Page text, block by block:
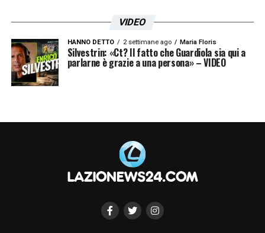
VIDEO
HANNO DETTO 2 settimane ago Maria Floris
Silvestrin: «Ct? Il fatto che Guardiola sia qui a
parlarne è grazie a una persona» – VIDEO